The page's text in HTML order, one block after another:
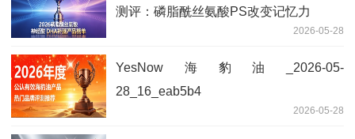
测评：磷脂酰丝氨酸PS改变记忆力
2026-05-28
YesNow海豹油_2026-05-
28_16_eab5b4
2026-05-28